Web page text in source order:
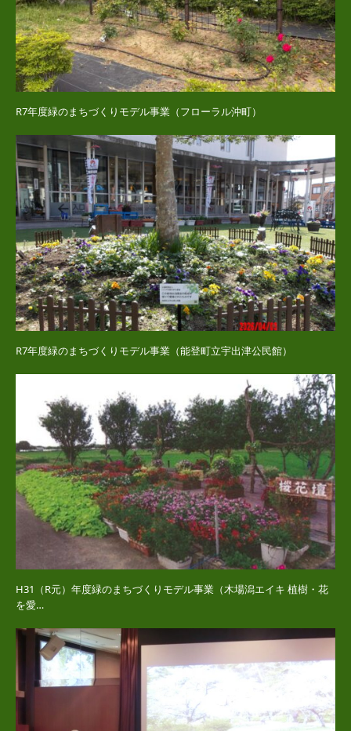
R7年度緑のまちづくりモデル事業（フローラル沖町）
R7年度緑のまちづくりモデル事業（能登町立宇出津公民館）
H31（R元）年度緑のまちづくりモデル事業（木場潟エイキ 植樹・花
を愛…